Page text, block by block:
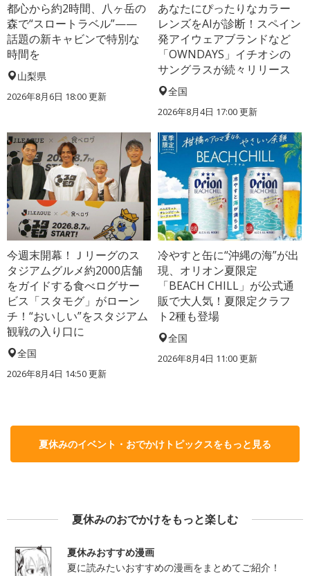
都心から約2時間、八ヶ岳の
森で“スロートラベル”——
話題の新キャビンで特別な
時間を
山梨県
2026年8月6日 18:00更新
あなたにぴったりなカラー
レンズをAIが診断！スペイン
発アイウェアブランドなど
「OWNDAYS」イチオシの
サングラスが続々リリース
全国
2026年8月4日 17:00更新
今週末開幕！Ｊリーグのス
タジアムグルメ約2000店舗
をガイドする食べログサー
ビス「スタモグ」がローン
チ！“おいしい”をスタジアム
観戦の入り口に
全国
2026年8月4日 14:50更新
冷やすと缶に“沖縄の海”が出
現、オリオン夏限定
「BEACH CHILL」が公式通
販で大人気！夏限定クラフ
ト2種も登場
全国
2026年8月4日 11:00更新
夏休みのイベント・おでかけトピックスをもっと見る
夏休みのおでかけをもっと楽しむ
夏休みおすすめ漫画
夏に読みたいおすすめの漫画をまとめてご紹介！